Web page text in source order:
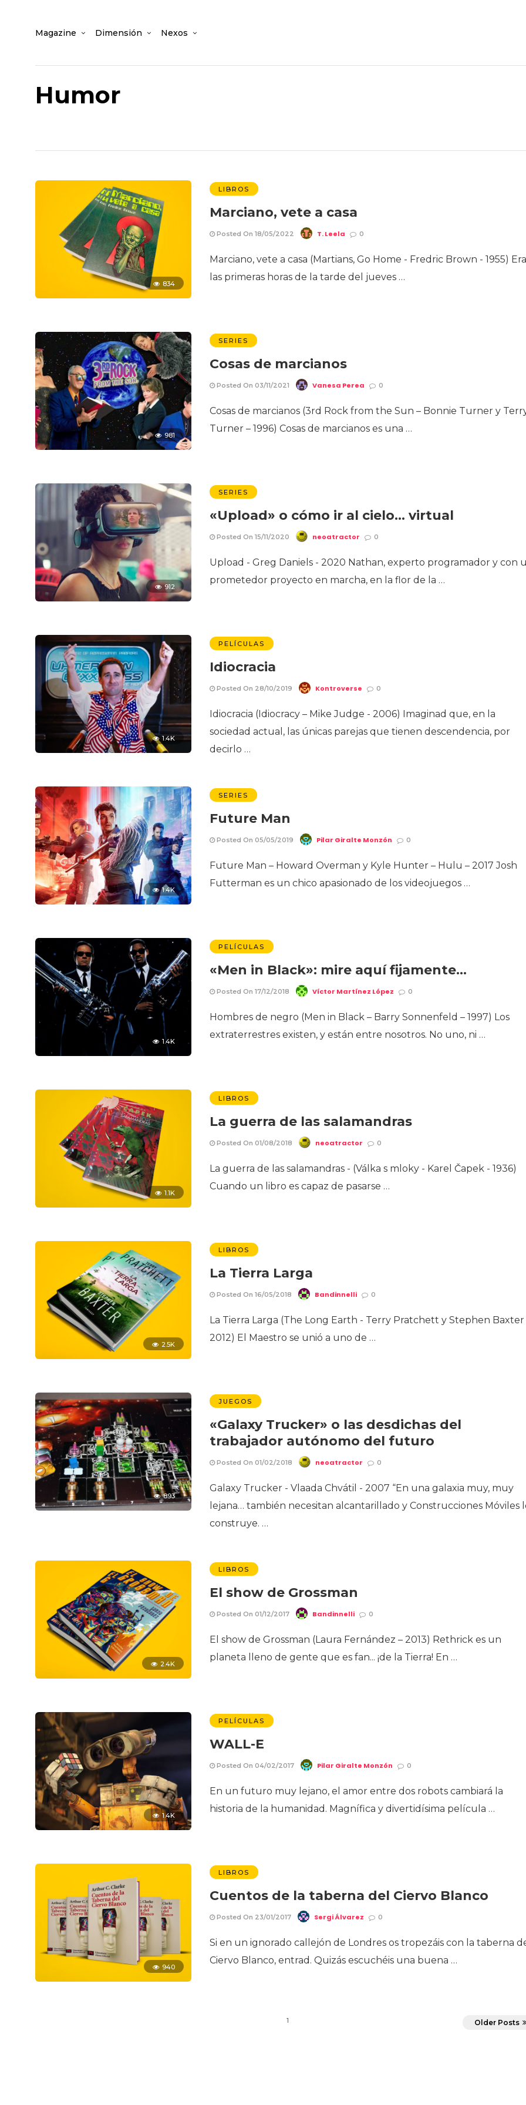
Magazine Dimensión Nexos
Humor
834
LIBROS
Marciano, vete a casa
Posted On 18/05/2022 T. Leela 0
Marciano, vete a casa (Martians, Go Home - Fredric Brown - 1955)
las primeras horas de la tarde del jueves …
981
SERIES
Cosas de marcianos
Posted On 03/11/2021 Vanesa Perea 0
Cosas de marcianos (3rd Rock from the Sun – Bonnie Turner y
Turner – 1996) Cosas de marcianos es una …
912
SERIES
«Upload» o cómo ir al cielo… virtual
Posted On 15/11/2020 neoatractor 0
Upload - Greg Daniels - 2020 Nathan, experto programador y con
prometedor proyecto en marcha, en la flor de la …
1.4K
PELÍCULAS
Idiocracia
Posted On 28/10/2019 Kontroverse 0
Idiocracia (Idiocracy – Mike Judge - 2006) Imaginad que, en la
sociedad actual, las únicas parejas que tienen descendencia, por
decirlo …
1.4K
SERIES
Future Man
Posted On 05/05/2019 Pilar Giralte Monzón 0
Future Man – Howard Overman y Kyle Hunter – Hulu – 2017 Josh
Futterman es un chico apasionado de los videojuegos …
1.4K
PELÍCULAS
«Men in Black»: mire aquí fijamente…
Posted On 17/12/2018 Víctor Martínez López 0
Hombres de negro (Men in Black – Barry Sonnenfeld – 1997) Los
extraterrestres existen, y están entre nosotros. No uno, ni …
1.1K
LIBROS
La guerra de las salamandras
Posted On 01/08/2018 neoatractor 0
La guerra de las salamandras - (Válka s mloky - Karel Čapek - 1936)
Cuando un libro es capaz de pasarse …
2.5K
LIBROS
La Tierra Larga
Posted On 16/05/2018 Bandinnelli 0
La Tierra Larga (The Long Earth - Terry Pratchett y Stephen Baxter
2012) El Maestro se unió a uno de …
893
JUEGOS
«Galaxy Trucker» o las desdichas del
trabajador autónomo del futuro
Posted On 01/02/2018 neoatractor 0
Galaxy Trucker - Vlaada Chvátil - 2007 “En una galaxia muy, muy
lejana… también necesitan alcantarillado y Construcciones Móviles
construye. …
2.4K
LIBROS
El show de Grossman
Posted On 01/12/2017 Bandinnelli 0
El show de Grossman (Laura Fernández – 2013) Rethrick es un
planeta lleno de gente que es fan... ¡de la Tierra! En …
1.4K
PELÍCULAS
WALL-E
Posted On 04/02/2017 Pilar Giralte Monzón 0
En un futuro muy lejano, el amor entre dos robots cambiará la
historia de la humanidad. Magnífica y divertidísima película …
940
LIBROS
Cuentos de la taberna del Ciervo Blanco
Posted On 23/01/2017 Sergi Álvarez 0
Si en un ignorado callejón de Londres os tropezáis con la taberna
Ciervo Blanco, entrad. Quizás escuchéis una buena …
1 Older Posts